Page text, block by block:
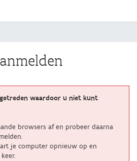
waardoor u niet kunt
browsers af en probeer daarna
je computer opnieuw op en